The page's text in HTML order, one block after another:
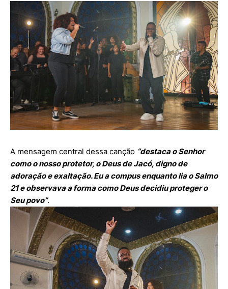
A mensagem central dessa canção “destaca o Senhor
como o nosso protetor, o Deus de Jacó, digno de
adoração e exaltação. Eu a compus enquanto lia o Salmo
21 e observava a forma como Deus decidiu proteger o
Seu povo”.